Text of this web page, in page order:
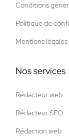
Conditions
Politique de
Mentions légales
Nos services
Rédacteur web
Rédacteur SEO
Rédaction web